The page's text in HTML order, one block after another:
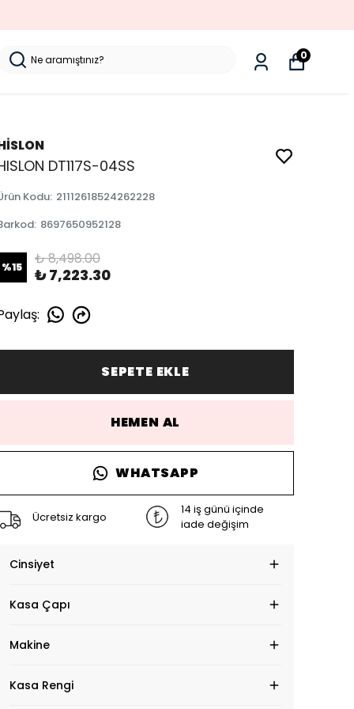
0
DT117S-04SS
Kodu: 21112618524262228
: 8697650952128
%15 ₺ 8,498.00
₺ 7,223.30
:
SEPETE EKLE
HEMEN AL
WHATSAPP
Ücretsiz kargo
14 iş günü içinde
iade değişim
Cinsiyet
Kasa Çapı
Makine
Kasa Rengi